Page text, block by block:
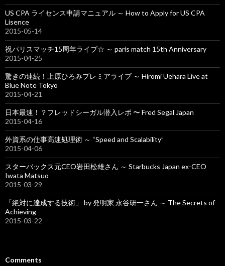
US CPA ライセンス申請マニュアル ～ How to Apply for US CPA
Lisence
2015-05-14
祝パリスマッチ15周年ライブ☆ ～ paris match 15th Anniversary
2015-04-25
驚きの連続！上原ひろみプレミアライブ ～ Hiromi Uehara Live at
Blue Note Tokyo
2015-04-21
日本最速！？フレッドシーガル潜入レポ 〜 Fred Segal Japan
2015-04-16
外資系の仕事高速処理術 ～ “Speed and Scalability”
2015-04-06
スターバックス元CEO岩田松雄さん ～ Starbucks Japan ex-CEO
Iwata Matsuo
2015-03-29
「絶対に達成する技術」 by 発明家 永谷研一さん ～ The Secrets of
Achieving
2015-03-22
Comments